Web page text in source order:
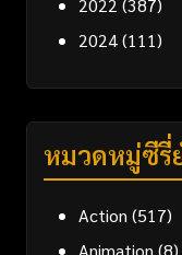
2022 (387)
2024(111)
หมวดหมู่ซีรี่
Action (517)